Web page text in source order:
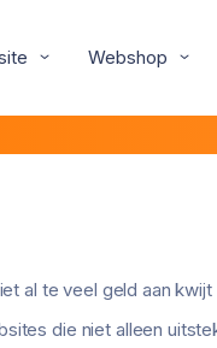
Webshop
al te veel geld aan
die niet alleen